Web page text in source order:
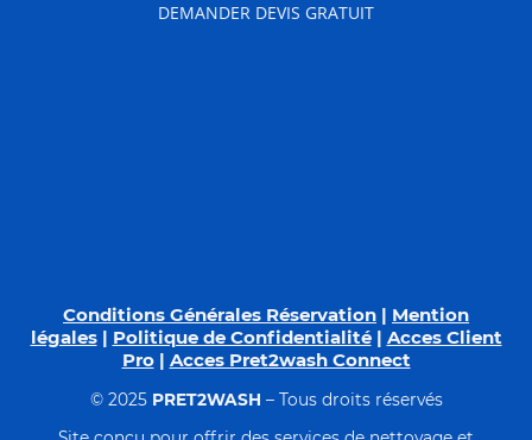
DEMANDER DEVIS GRATUIT
Conditions Générales Réservation | Mention
légales| Politique de Confidentialité| Acces Client
Pro| Acces Pret2wash Connect
© 2025 PRET2WASH – Tous droits réservés